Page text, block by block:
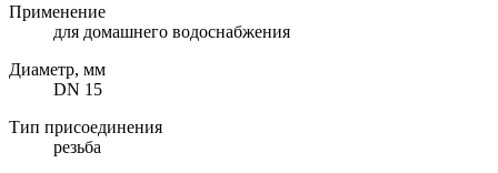
Применение
для домашнего водоснабжения
Диаметр, мм
DN 15
Тип присоединения
резьба